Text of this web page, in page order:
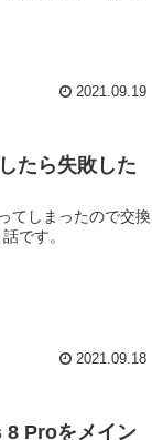
2021.09.19
たら失敗した
てしまったので交換
です。
2021.09.18
8 Proをメイン